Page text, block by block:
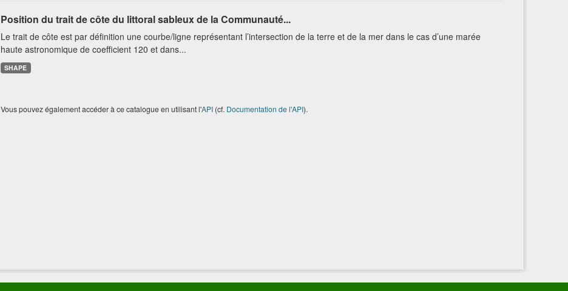
Position du trait de côte du littoral sableux de la Communauté...
Le trait de côte est par définition une courbe/ligne représentant l’intersection de la terre et de la mer dans le cas d’une marée
haute astronomique de coefficient 120 et dans...
SHAPE
Vous pouvez également accéder à ce catalogue en utilisant l'API(cf. Documentation de l'API).